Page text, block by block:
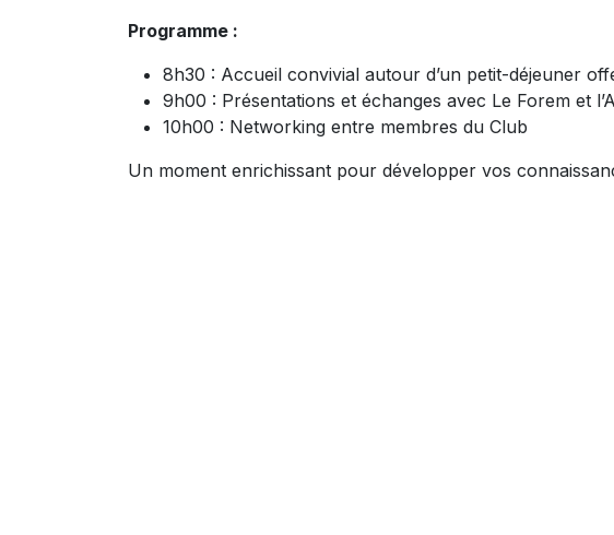
Programme :
8h30 : Accueil convivial autour d’un petit-déjeuner
9h00 : Présentations et échanges avec Le Forem et
10h00 : Networking entre membres du Club
Un moment enrichissant pour développer vos